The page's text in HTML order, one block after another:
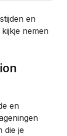
en
nemen
en
die je